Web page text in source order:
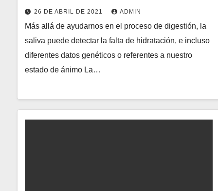
26 DE ABRIL DE 2021 ADMIN
Más allá de ayudarnos en el proceso de digestión, la
saliva puede detectar la falta de hidratación, e incluso
diferentes datos genéticos o referentes a nuestro
estado de ánimo La…